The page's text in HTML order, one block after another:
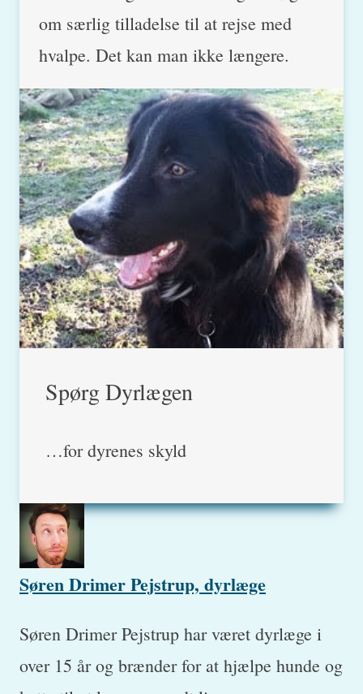
om særlig tilladelse til at rejse med
hvalpe. Det kan man ikke længere.
Spørg Dyrlægen
…for dyrenes skyld
Søren Drimer Pejstrup, dyrlæge
Søren Drimer Pejstrup har været dyrlæge i
over 15 år og brænder for at hjælpe hunde og